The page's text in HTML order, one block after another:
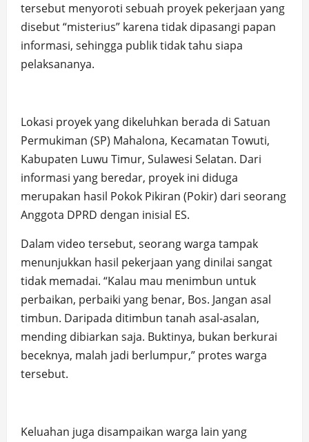
tersebut menyoroti sebuah proyek pekerjaan yang
disebut “misterius” karena tidak dipasangi papan
informasi, sehingga publik tidak tahu siapa
pelaksananya.
Lokasi proyek yang dikeluhkan berada di Satuan
Permukiman (SP) Mahalona, Kecamatan Towuti,
Kabupaten Luwu Timur, Sulawesi Selatan. Dari
informasi yang beredar, proyek ini diduga
merupakan hasil Pokok Pikiran (Pokir) dari seorang
Anggota DPRD dengan inisial ES.
Dalam video tersebut, seorang warga tampak
menunjukkan hasil pekerjaan yang dinilai sangat
tidak memadai. “Kalau mau menimbun untuk
perbaikan, perbaiki yang benar, Bos. Jangan asal
timbun. Daripada ditimbun tanah asal-asalan,
mending dibiarkan saja. Buktinya, bukan berkurai
beceknya, malah jadi berlumpur,” protes warga
tersebut.
Keluahan juga disampaikan warga lain yang